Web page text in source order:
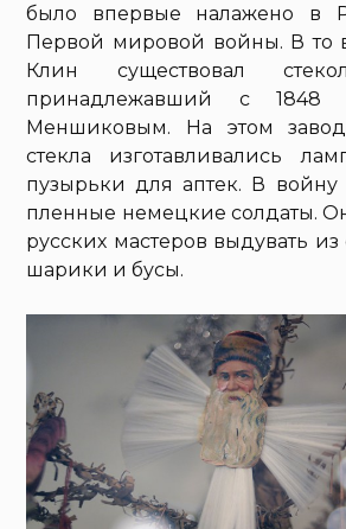
было впервые налажено в
Первой мировой войны. В то
Клин существовал
принадлежавший с 1848
Меншиковым. На этом
стекла изготавливались
пузырьки для аптек. В
пленные немецкие солдаты.
русских мастеров выдувать
шарики и бусы.